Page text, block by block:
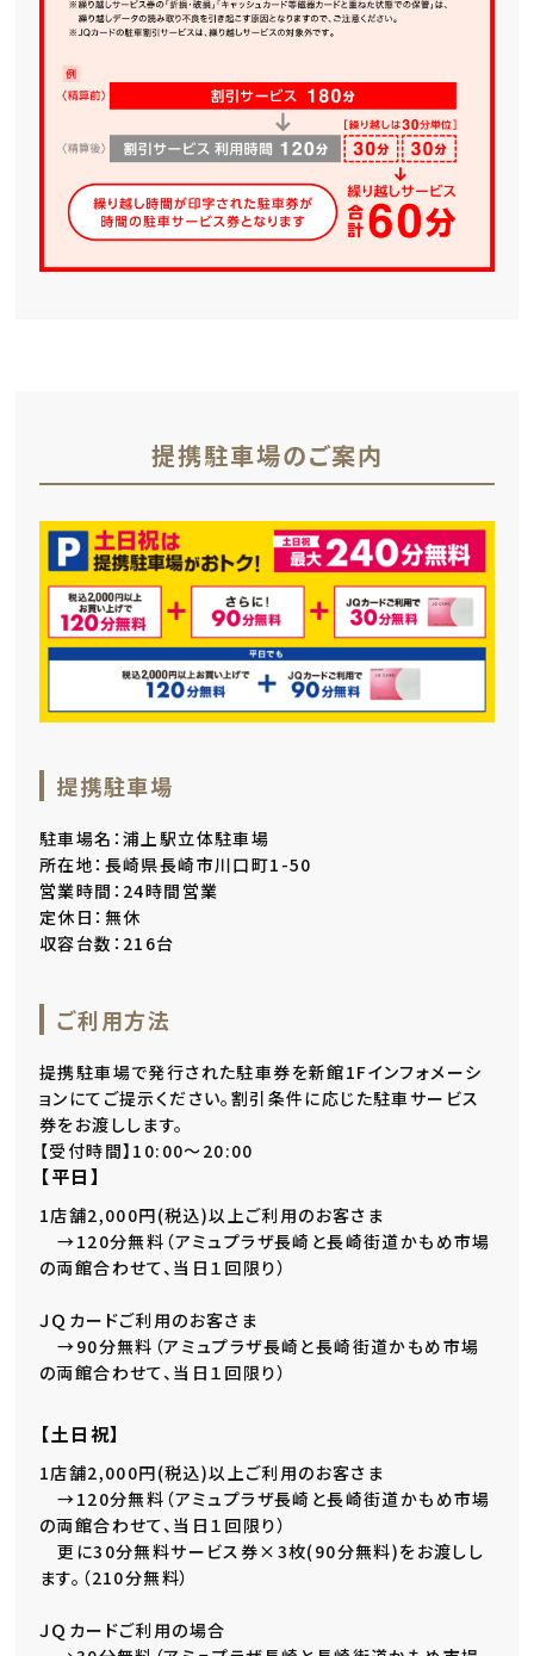
提携駐車場のご案内
提携駐車場
駐車場名：浦上駅立体駐車場
所在地：長崎県長崎市川口町1-50
営業時間：24時間営業
定休日：無休
収容台数：216台
ご利用方法
提携駐車場で発行された駐車券を新館1Fインフォメーシ
ョンにてご提示ください。割引条件に応じた駐車サービス
券をお渡しします。
【受付時間】10:00～20:00
【平日】
1店舗2,000円(税込)以上ご利用のお客さま
→120分無料（アミュプラザ長崎と長崎街道かもめ市場
の両館合わせて、当日１回限り）
ＪＱカードご利用のお客さま
→90分無料（アミュプラザ長崎と長崎街道かもめ市場
の両館合わせて、当日１回限り）
【土日祝】
1店舗2,000円(税込)以上ご利用のお客さま
→120分無料（アミュプラザ長崎と長崎街道かもめ市場
の両館合わせて、当日１回限り）
更に30分無料サービス券×3枚(90分無料)をお渡しし
ます。（210分無料）
ＪＱカードご利用の場合